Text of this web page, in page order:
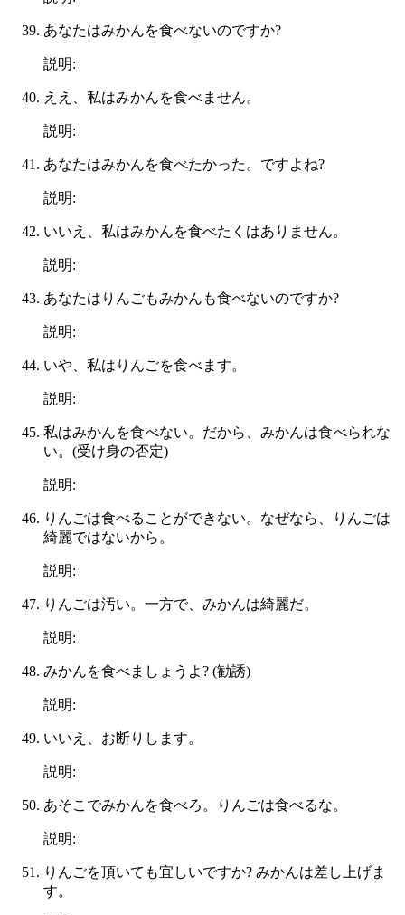
あなたはみかんを食べないのですか?
説明:
ええ、私はみかんを食べません。
説明:
あなたはみかんを食べたかった。ですよね?
説明:
いいえ、私はみかんを食べたくはありません。
説明:
あなたはりんごもみかんも食べないのですか?
説明:
いや、私はりんごを食べます。
説明:
私はみかんを食べない。だから、みかんは食べられな
い。(受け身の否定)
説明:
りんごは食べることができない。なぜなら、りんごは
綺麗ではないから。
説明:
りんごは汚い。一方で、みかんは綺麗だ。
説明:
みかんを食べましょうよ? (勧誘)
説明:
いいえ、お断りします。
説明:
あそこでみかんを食べろ。りんごは食べるな。
説明:
りんごを頂いても宜しいですか? みかんは差し上げま
す。